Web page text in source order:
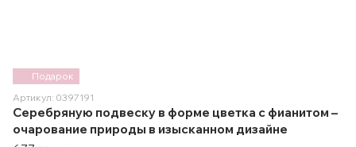
Подарок
Артикул: 0397191
Серебряную подвеску в форме цветка с фианитом –
очарование природы в изысканном дизайне